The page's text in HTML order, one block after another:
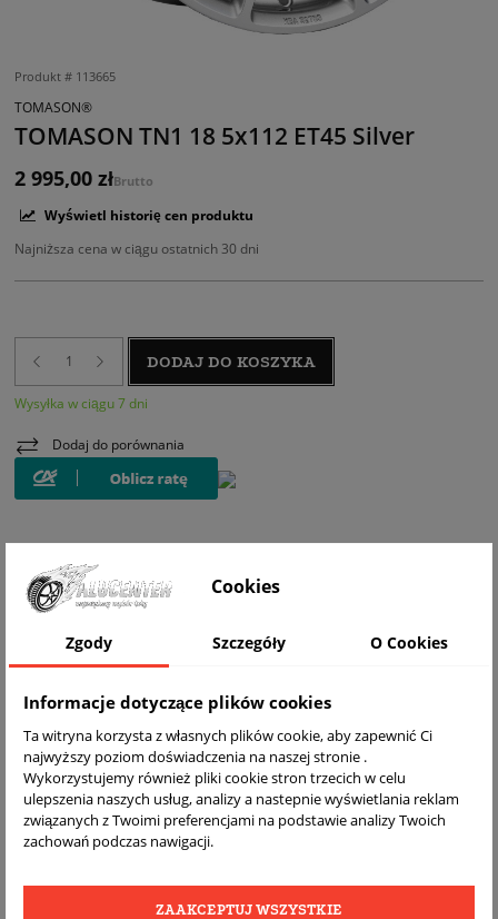
Produkt # 113665
TOMASON®
TOMASON TN1 18 5x112 ET45 Silver
2 995,00 złBrutto
Wyświetl historię cen produktu
Najniższa cena w ciągu ostatnich 30 dni
DODAJ DO KOSZYKA
Wysyłka w ciągu 7 dni
Dodaj do porównania
WIZUALIZACJA NA AUCIE
DARMOWA
BEZPŁATNY
Cookies
Zgody Szczegóły O Cookies
Informacje dotyczące plików cookies
Ta witryna korzysta z własnych plików cookie, aby zapewnić Ci
najwyższy poziom doświadczenia na naszej stronie .
Wykorzystujemy również pliki cookie stron trzecich w celu
ulepszenia naszych usług, analizy a nastepnie wyświetlania reklam
związanych z Twoimi preferencjami na podstawie analizy Twoich
zachowań podczas nawigacji.
ZAAKCEPTUJ WSZYSTKIE